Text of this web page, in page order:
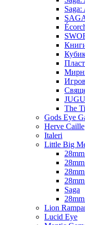
The
Gods Eye
Herve Caille
Italeri
Little Big
Saga
Lion
Lucid Eye